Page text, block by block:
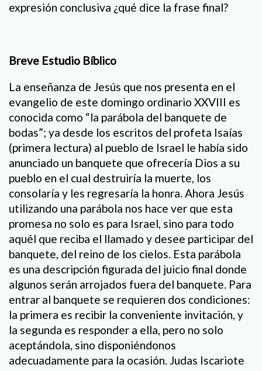
expresión conclusiva ¿qué dice la frase final?
Breve Estudio Bíblico
La enseñanza de Jesús que nos presenta en el
evangelio de este domingo ordinario XXVIII es
conocida como “la parábola del banquete de
bodas”; ya desde los escritos del profeta Isaías
(primera lectura) al pueblo de Israel le había sido
anunciado un banquete que ofrecería Dios a su
pueblo en el cual destruiría la muerte, los
consolaría y les regresaría la honra. Ahora Jesús
utilizando una parábola nos hace ver que esta
promesa no solo es para Israel, sino para todo
aquél que reciba el llamado y desee participar del
banquete, del reino de los cielos. Esta parábola
es una descripción figurada del juicio final donde
algunos serán arrojados fuera del banquete. Para
entrar al banquete se requieren dos condiciones:
la primera es recibir la conveniente invitación, y
la segunda es responder a ella, pero no solo
aceptándola, sino disponiéndonos
adecuadamente para la ocasión. Judas Iscariote